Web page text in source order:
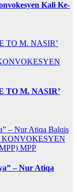
Kali Ke-
TO M. NASIR’
MPP
– Nur Atiqa